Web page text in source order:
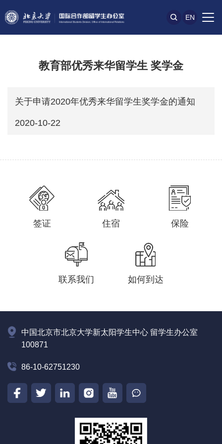
EN
教育部优秀来华留学生 奖学金
关于申请2020年优秀来华留学生奖学金的通知
2020-10-22
签证 住宿 保险
联系我们 如何到达
中国北京市北京大学新太阳学生中心 留学生办公室
100871
86-10-62751230